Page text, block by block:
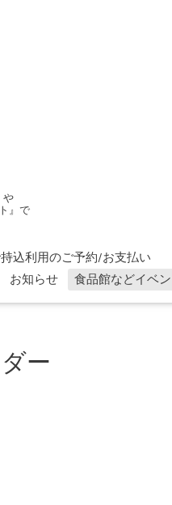
や
』で
込利用のご予約/お支払い
お知らせ 食品館などイベ
ー